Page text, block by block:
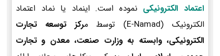
اعتماد الکترونیکی نموده است. اینماد یا نماد اعتماد
الکترونیک (E-Namad) توسط م
رکز توسعه تجارت
الکترونیکی، وابسته به وزارت صنعت، معدن و تجارت